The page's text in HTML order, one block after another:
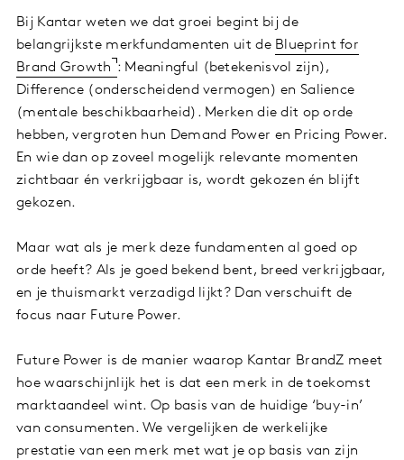
Bij Kantar weten we dat groei begint bij de
belangrijkste merkfundamenten uit de Blueprint for
Brand Growth : Meaningful (betekenisvol zijn),
Difference (onderscheidend vermogen) en Salience
(mentale beschikbaarheid). Merken die dit op orde
hebben, vergroten hun Demand Power en Pricing Power.
En wie dan op zoveel mogelijk relevante momenten
zichtbaar én verkrijgbaar is, wordt gekozen én blijft
gekozen.
Maar wat als je merk deze fundamenten al goed op
orde heeft? Als je goed bekend bent, breed verkrijgbaar,
en je thuismarkt verzadigd lijkt? Dan verschuift de
focus naar Future Power.
Future Power is de manier waarop Kantar BrandZ meet
hoe waarschijnlijk het is dat een merk in de toekomst
marktaandeel wint. Op basis van de huidige ‘buy-in’
van consumenten. We vergelijken de werkelijke
prestatie van een merk met wat je op basis van zijn